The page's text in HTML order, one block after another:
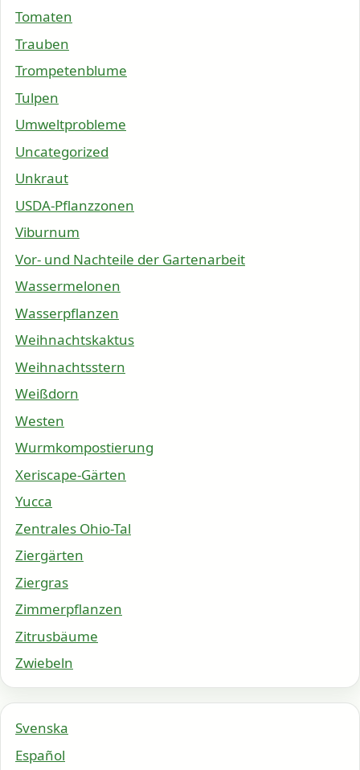
Tomaten
Trauben
Trompetenblume
Tulpen
Umweltprobleme
Uncategorized
Unkraut
USDA-Pflanzzonen
Viburnum
Vor- und Nachteile der Gartenarbeit
Wassermelonen
Wasserpflanzen
Weihnachtskaktus
Weihnachtsstern
Weißdorn
Westen
Wurmkompostierung
Xeriscape-Gärten
Yucca
Zentrales Ohio-Tal
Ziergärten
Ziergras
Zimmerpflanzen
Zitrusbäume
Zwiebeln
Svenska
Español